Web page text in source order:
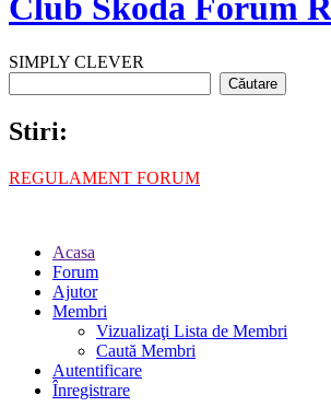
Club Skoda Forum
SIMPLY CLEVER
Stiri:
REGULAMENT FORUM
Acasa
Forum
Ajutor
Membri
Vizualizaţi Lista de Membri
Caută Membri
Autentificare
Înregistrare